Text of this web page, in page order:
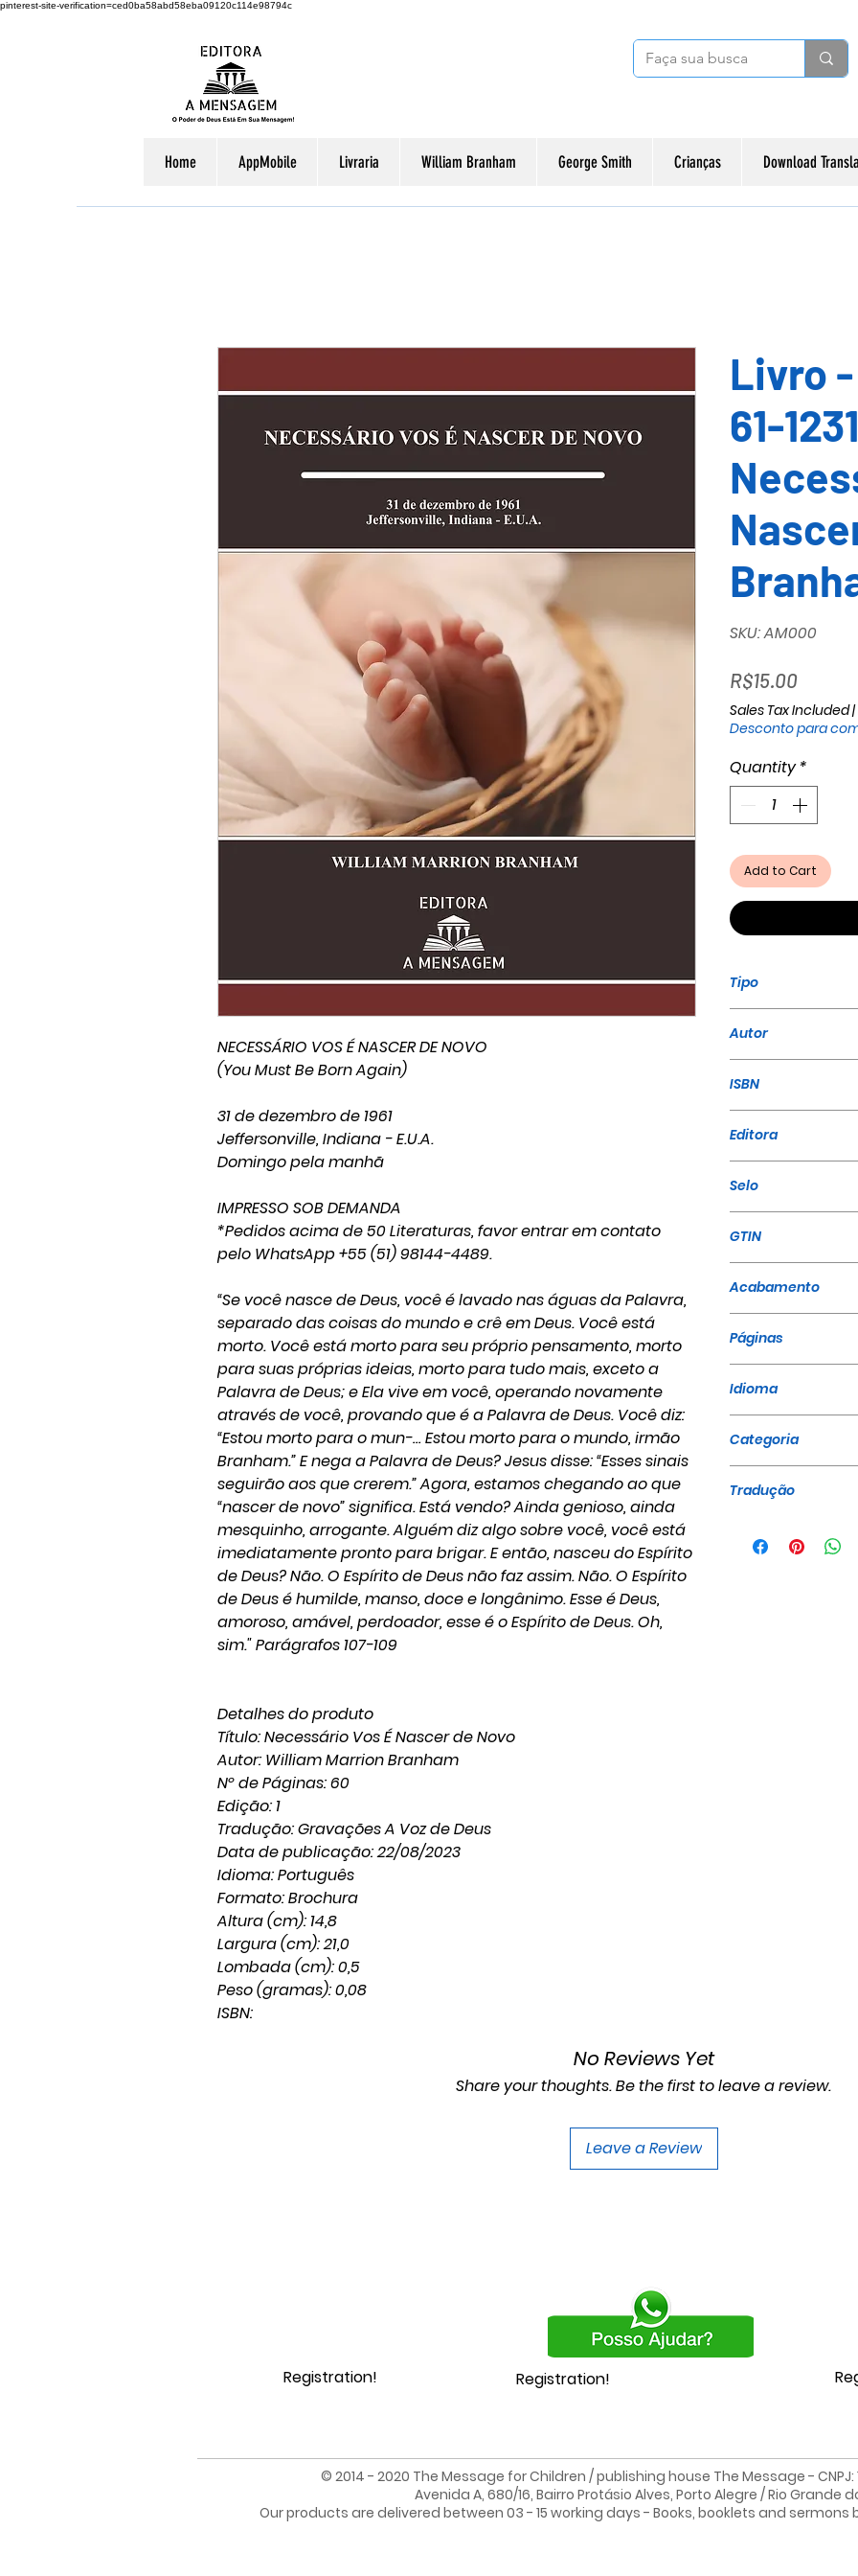
pinterest-site-verification=ced0ba58abd58eba09120c114e98794c
Home AppMobile Livraria William Branham George Smith Crianças Download
NECESSÁRIO VOS É NASCER DE NOVO
(You Must Be Born Again)
31 de dezembro de 1961
Jeffersonville, Indiana - E.U.A.
Domingo pela manhã
IMPRESSO SOB DEMANDA
*Pedidos acima de 50 Literaturas, favor entrar em contato
pelo WhatsApp +55 (51) 98144-4489.
“Se você nasce de Deus, você é lavado nas águas da Palavra,
separado das coisas do mundo e crê em Deus. Você está
morto. Você está morto para seu próprio pensamento, morto
para suas próprias ideias, morto para tudo mais, exceto a
Palavra de Deus; e Ela vive em você, operando novamente
através de você, provando que é a Palavra de Deus. Você diz:
“Estou morto para o mun-… Estou morto para o mundo, irmão
Branham.” E nega a Palavra de Deus? Jesus disse: “Esses sinais
seguirão aos que crerem.” Agora, estamos chegando ao que
“nascer de novo” significa. Está vendo? Ainda genioso, ainda
mesquinho, arrogante. Alguém diz algo sobre você, você está
imediatamente pronto para brigar. E então, nasceu do Espírito
de Deus? Não. O Espírito de Deus não faz assim. Não. O Espírito
de Deus é humilde, manso, doce e longânimo. Esse é Deus,
amoroso, amável, perdoador, esse é o Espírito de Deus. Oh,
sim." Parágrafos 107-109
Detalhes do produto
Título: Necessário Vos É Nascer de Novo
Autor: William Marrion Branham
Nº de Páginas: 60
Edição: 1
Tradução: Gravações A Voz de Deus
Data de publicação: 22/08/2023
Idioma: Português
Formato: Brochura
Altura (cm): 14,8
Largura (cm): 21,0
Lombada (cm): 0,5
Peso (gramas): 0,08
ISBN:
Livro
︎︎︎61-
SKU: AM000
R$15.00Price
Sales Tax Included|
Desconto para
Quantity *
Add to Cart
Tipo
Autor
ISBN
Editora
Selo
GTIN
Acabamento
Páginas
Idioma
Categoria
Tradução
No Reviews Yet
Share your thoughts. Be the first to leave a review.
Leave a Review
Registration! Registration!
© 2014 - 2020 The Message for Children / publishing house The Message - CNPJ:
Avenida A, 680/16, Bairro Protásio Alves, Porto Alegre / Rio Grande
Our products are delivered between 03 - 15 working days - Books, booklets and sermons